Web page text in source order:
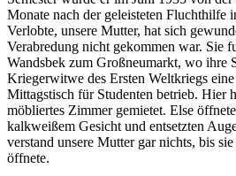
Monate nach der geleisteten Fluchthilfe
Verlobte, unsere Mutter, hat sich
Verabredung nicht gekommen war. Sie
Wandsbek zum Großneumarkt, wo ihre
Kriegerwitwe des Ersten Weltkriegs
Mittagstisch für Studenten betrieb. Hier
möbliertes Zimmer gemietet. Else
kalkweißem Gesicht und entsetzten
verstand unsere Mutter gar nichts, bis
öffnete.